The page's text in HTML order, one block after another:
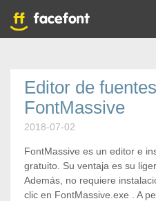
Editor de
FontMassive
2018-07-02
FontMassive es un editor e
gratuito. Su ventaja es su
Además, no requiere
clic en FontMassive.exe . A